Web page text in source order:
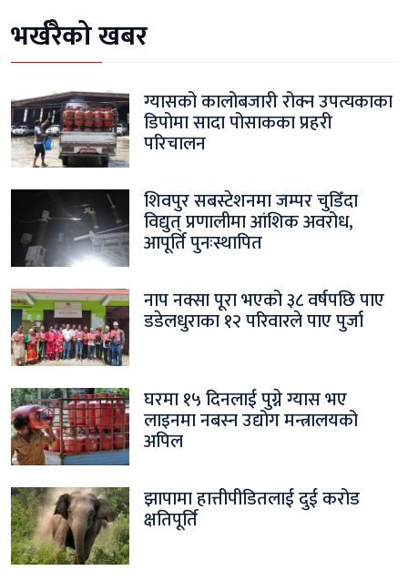
भर्खरैको खबर
ग्यासको कालोबजारी रोक्न उपत्यकाका
डिपोमा सादा पोसाकका प्रहरी
परिचालन
शिवपुर सबस्टेशनमा जम्पर चुडिँदा
विद्युत् प्रणालीमा आंशिक अवरोध,
आपूर्ति पुनःस्थापित
नाप नक्सा पूरा भएको ३८ वर्षपछि पाए
डडेलधुराका १२ परिवारले पाए पुर्जा
घरमा १५ दिनलाई पुग्ने ग्यास भए
लाइनमा नबस्न उद्योग मन्त्रालयको
अपिल
झापामा हात्तीपीडितलाई दुई करोड
क्षतिपूर्ति